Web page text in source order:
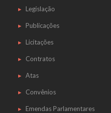
Legislação
Publicações
Licitações
Contratos
Atas
Convênios
Emendas Parlamentares